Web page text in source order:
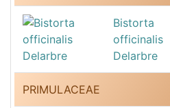
Bistorta
officinalis
Delarbre
PRIMULACEAE